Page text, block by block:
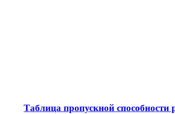
Таблица пропускной способности